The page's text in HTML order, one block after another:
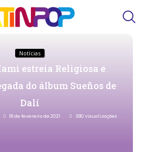
Notícias
estreia Religiosa e
do álbum Sueños de
Dalí
18 de fevereiro de 2021 380 Visualizações